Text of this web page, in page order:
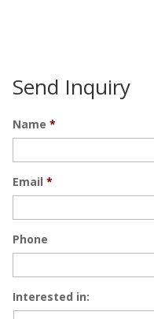
Send Inquiry
Name *
Email *
Phone
Interested in: